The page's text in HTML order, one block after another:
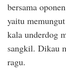
bersama
yaitu
kala underdog
sangkil. Dikau
ragu.